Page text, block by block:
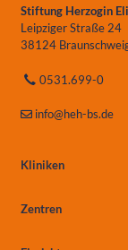
Stiftung Herzogin
Leipziger Straße 24
38124
0531.699-0
info@heh-bs.de
Kliniken
Zentren